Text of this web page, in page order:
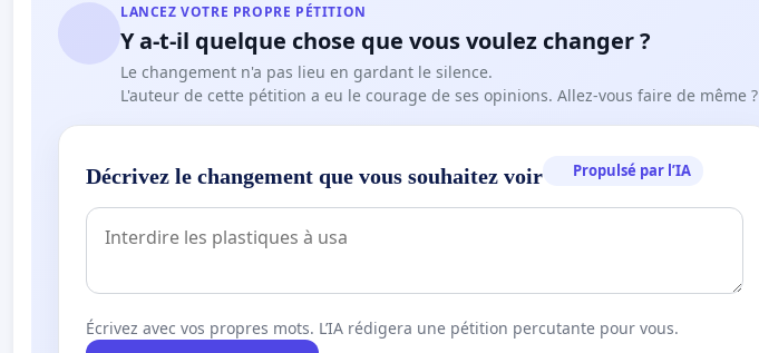
LANCEZ VOTRE PROPRE PÉTITION
Y a-t-il quelque chose que vous voulez changer ?
Le changement n'a pas lieu en gardant le silence.
L'auteur de cette pétition a eu le courage de ses opinions. Allez-vous faire de même ?
Décrivez le changement que vous souhaitez voir Propulsé par l’IA
Écrivez avec vos propres mots. L’IA rédigera une pétition percutante pour vous.